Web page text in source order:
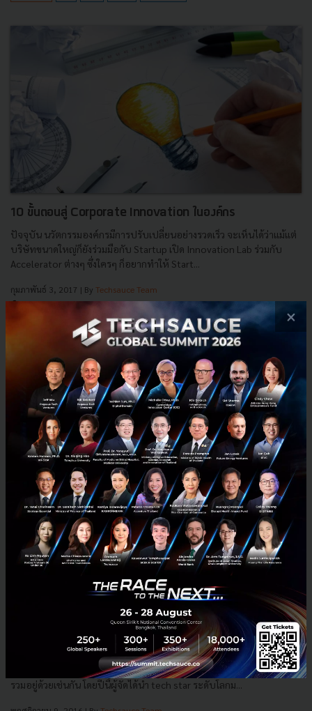
10 ขั้นตอนสู่ Corporate Innovation ในองค์กร
ปัจจุบัน นวัตกรรมองค์กรมีการปรับเปลี่ยนอย่างรวดเร็ว จะเห็นได้ว่าแม้แต่
บริษัทขนาดใหญ่ก็ยังร่วมมือกับ Startup เปิด Innovation Lab ร่วมกับ
Accelerator ต่างๆ ซึ่งใครๆ ก็อยากทำให้ Start...
กุมภาพันธ์ 3, 2017 | By Techsauce Team
Corp Innov How to Enterprise Corporate Innovation
Digital Transformation
3 บทเรียนจาก "Steve Wozniak" ผู้ร่วมก่อตั้ง Apple Inc.
สรุปจากงาน BDL accelerate 2016 ประเทศเลบานอน
ในช่วงปลายปีของทุกปี ประเทศเลบานอนจะมีการจัดงาน Tech
Conference ที่ใหญ่ที่สุดของประเทศ รวมถึงมีงาน Hackathon ที่ใหญ่ที่สุด
รวมอยู่ด้วยเช่นกัน โดยปีนี้ผู้จัดได้นำ tech star ระดับโลกม...
×